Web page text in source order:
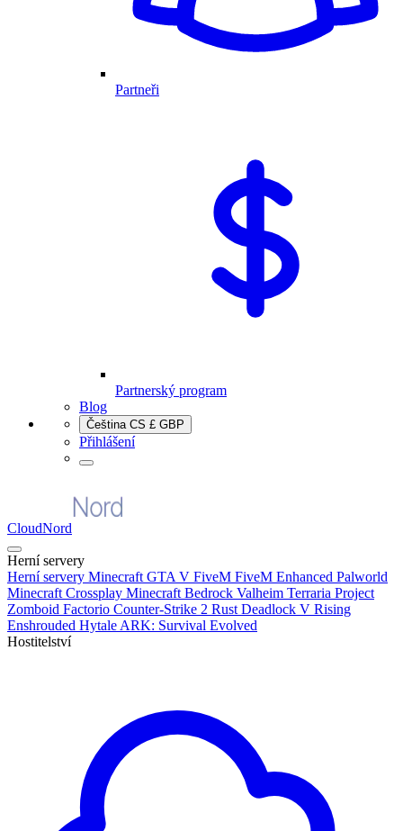
Partneři
Partnerský program
Blog
Čeština CS £ GBP
Přihlášení
CloudNord
Herní servery
Herní servery Minecraft GTA V FiveM FiveM Enhanced Palworld
Minecraft Crossplay Minecraft Bedrock Valheim Terraria Project
Zomboid Factorio Counter-Strike 2 Rust Deadlock V Rising
Enshrouded Hytale ARK: Survival Evolved
Hostitelství